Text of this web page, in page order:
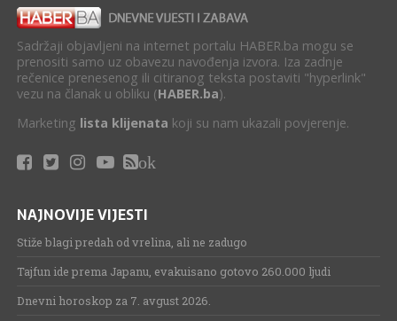
Sadržaji objavljeni na internet portalu HABER.ba mogu se
prenositi samo uz obavezu navođenja izvora. Iza zadnje
rečenice prenesenog ili citiranog teksta postaviti "hyperlink"
vezu na članak u obliku (HABER.ba).
Marketing lista klijenata koji su nam ukazali povjerenje.
ok
NAJNOVIJE VIJESTI
Stiže blagi predah od vrelina, ali ne zadugo
Tajfun ide prema Japanu, evakuisano gotovo 260.000 ljudi
Dnevni horoskop za 7. avgust 2026.